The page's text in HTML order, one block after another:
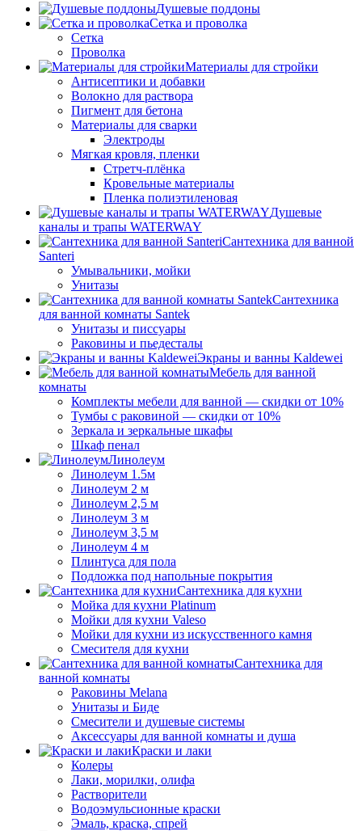
Душевые поддоны
Сетка и проволка
Сетка
Проволка
Материалы для стройки
Антисептики и добавки
Волокно для раствора
Пигмент для бетона
Материалы для сварки
Электроды
Мягкая кровля, пленки
Стретч-плёнка
Кровельные материалы
Пленка полиэтиленовая
Душевые
каналы и трапы WATERWAY
Сантехника для ванной
Santeri
Умывальники, мойки
Унитазы
Сантехника
для ванной комнаты Santek
Унитазы и писсуары
Раковины и пьедесталы
Экраны и ванны Kaldewei
Мебель для ванной
комнаты
Комплекты мебели для ванной — скидки от 10%
Тумбы с раковиной — скидки от 10%
Зеркала и зеркальные шкафы
Шкаф пенал
Линолеум
Линолеум 1.5м
Линолеум 2 м
Линолеум 2,5 м
Линолеум 3 м
Линолеум 3,5 м
Линолеум 4 м
Плинтуса для пола
Подложка под напольные покрытия
Сантехника для кухни
Мойка для кухни Platinum
Мойки для кухни Valeso
Мойки для кухни из искусственного камня
Смесителя для кухни
Сантехника для
ванной комнаты
Раковины Melana
Унитазы и Биде
Смесители и душевые системы
Аксессуары для ванной комнаты и душа
Краски и лаки
Колеры
Лаки, морилки, олифа
Растворители
Водоэмульсионные краски
Эмаль, краска, спрей